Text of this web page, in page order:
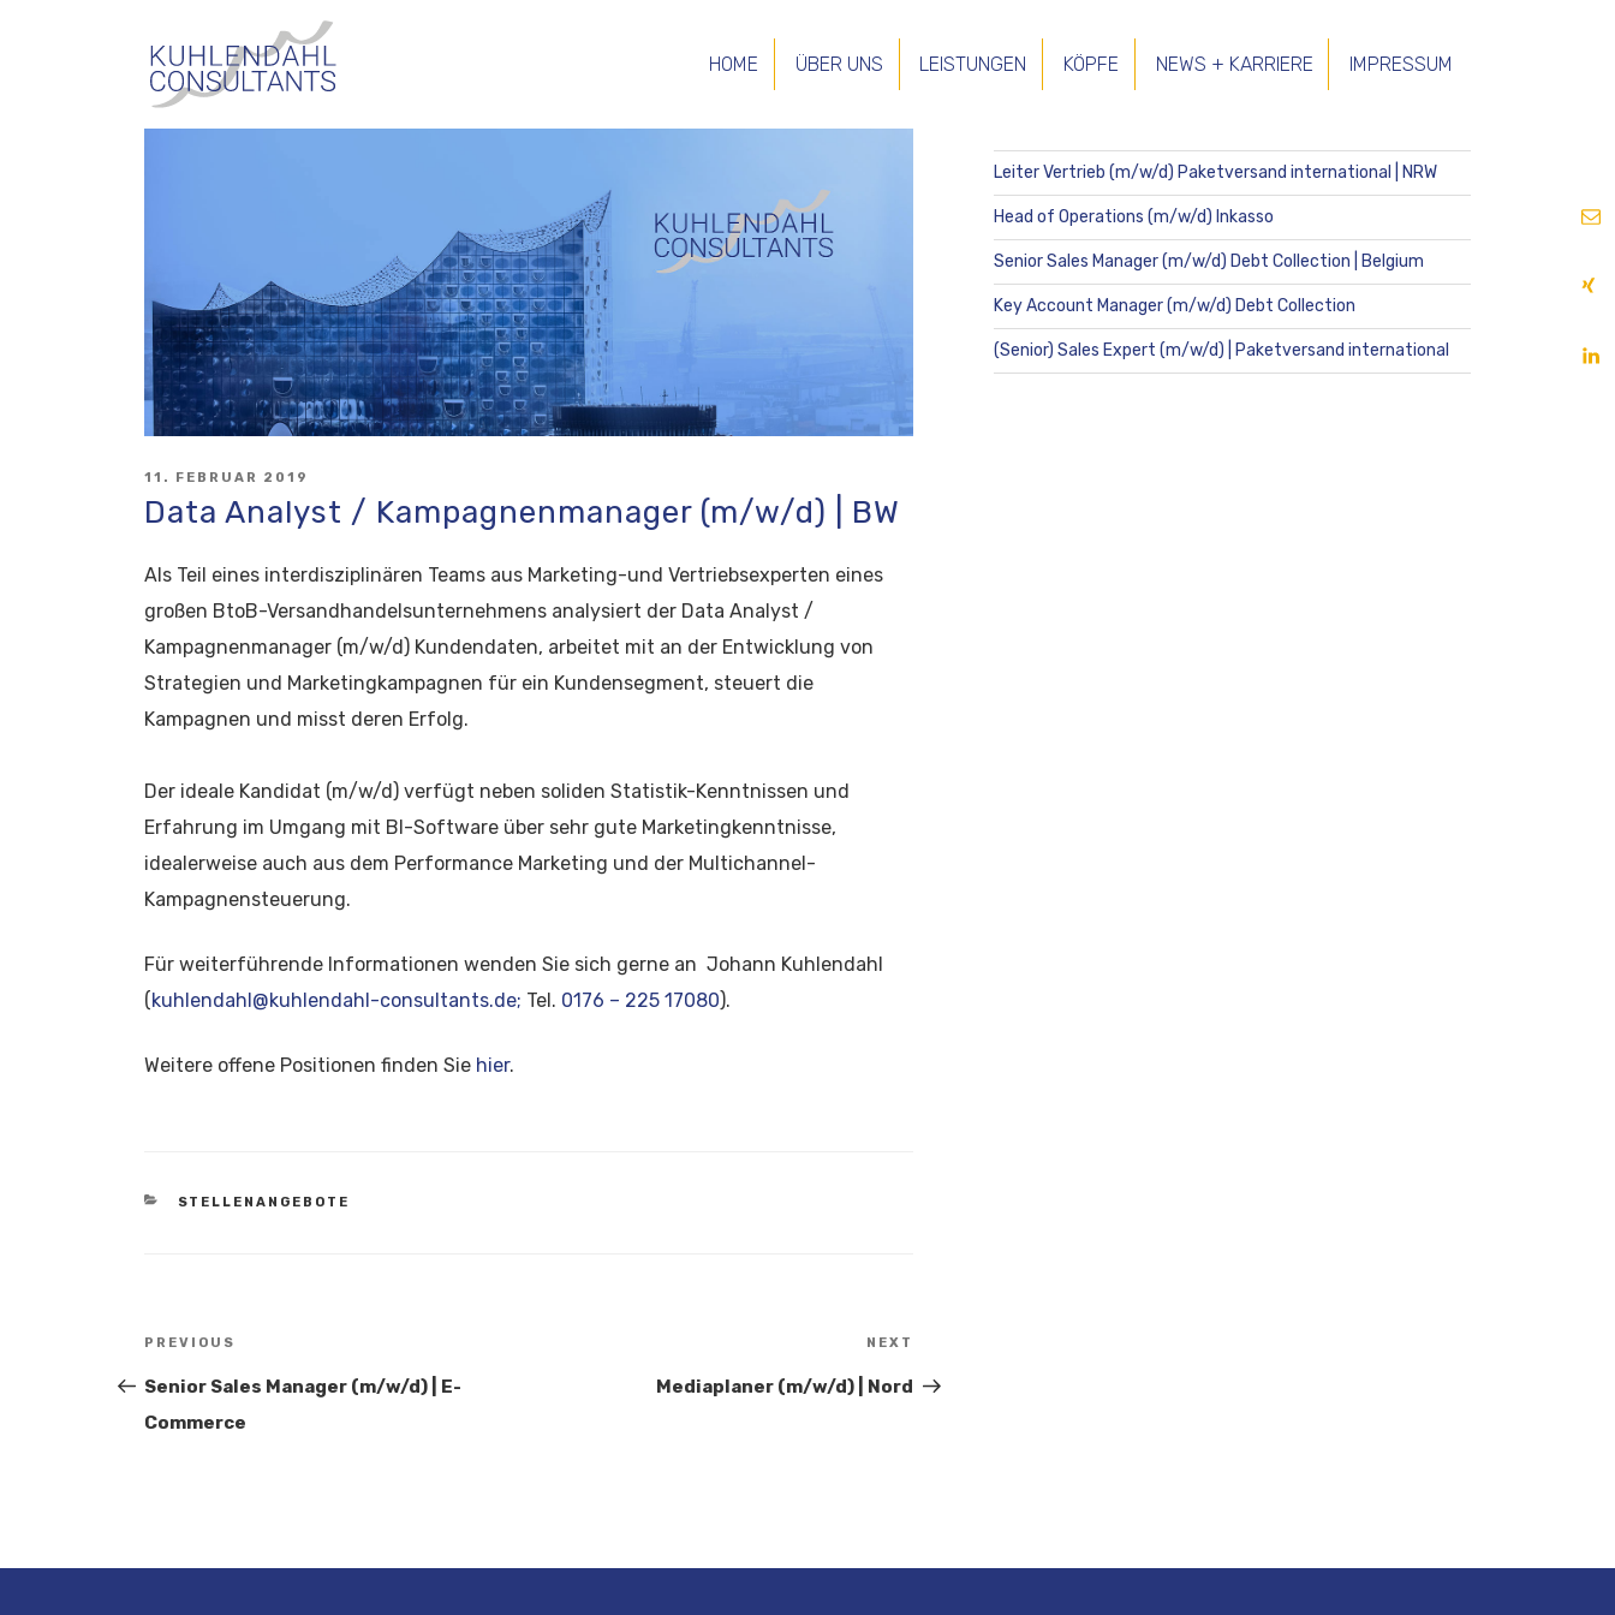
CONSULTANTS
HOME ÜBER UNS LEISTUNGEN KÖPFE NEWS + KARRIERE IMPRESSUM
E-
POSTED
ON
11. FEBRUAR 2019
Data Analyst / Kampagnenmanager (m/w/d) | BW
Als Teil eines interdisziplinären Teams aus Marketing-und Vertriebsexperten eines
großen BtoB-Versandhandelsunternehmens analysiert der Data Analyst /
Kampagnenmanager (m/w/d) Kundendaten, arbeitet mit an der Entwicklung von
Strategien und Marketingkampagnen für ein Kundensegment, steuert die
Kampagnen und misst deren Erfolg.
Der ideale Kandidat (m/w/d) verfügt neben soliden Statistik-Kenntnissen und
Erfahrung im Umgang mit BI-Software über sehr gute Marketingkenntnisse,
idealerweise auch aus dem Performance Marketing und der Multichannel-
Kampagnensteuerung.
Für weiterführende Informationen wenden Sie sich gerne an Johann Kuhlendahl
( kuhlendahl@kuhlendahl-consultants.de; Tel. 0176 – 225 17080).
Weitere offene Positionen finden Sie hier.
CATEGORIES
STELLENANGEBOTE
Previous
Post
PREVIOUS
Senior Sales Manager (m/w/d) | E-
Commerce
Post
NEXT
Mediaplaner (m/w/d) | Nord
Leiter Vertrieb (m/w/d) Paketversand international | NRW
Head of Operations (m/w/d) Inkasso
Senior Sales Manager (m/w/d) Debt Collection | Belgium
Key Account Manager (m/w/d) Debt Collection
(Senior) Sales Expert (m/w/d) | Paketversand international